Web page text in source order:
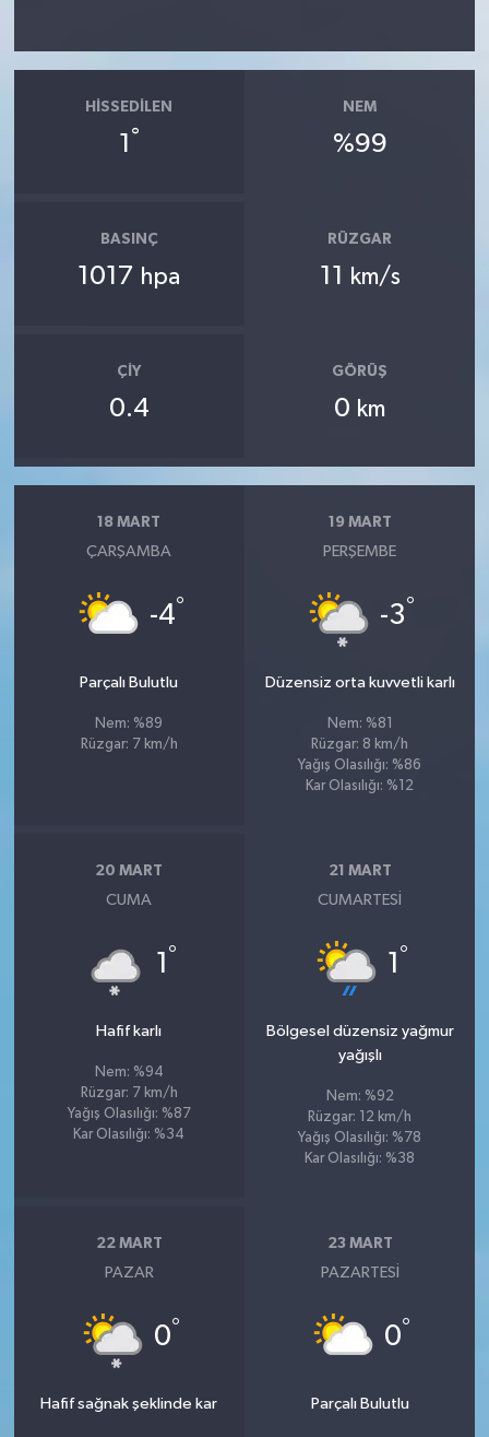
HISSEDILEN
1 °
NEM
%99
BASINÇ
1017 hpa
RÜZGAR
11 km/s
ÇIY
0.4
GÖRÜŞ
0 km
18 MART
ÇARŞAMBA
-4°
Parçalı Bulutlu
Nem: %89
Rüzgar: 7 km/h
19 MART
PERŞEMBE
-3°
Düzensiz orta kuvvetli karlı
Nem: %81
Rüzgar: 8 km/h
Yağış Olasılığı: %86
Kar Olasılığı: %12
20 MART
CUMA
1 °
Hafif karlı
Nem: %94
Rüzgar: 7 km/h
Yağış Olasılığı: %87
Kar Olasılığı: %34
21 MART
CUMARTESI
1 °
Bölgesel düzensiz yağmur
yağışlı
Nem: %92
Rüzgar: 12 km/h
Yağış Olasılığı: %78
Kar Olasılığı: %38
22 MART
PAZAR
0°
Hafif sağnak şeklinde kar
23 MART
PAZARTESI
0°
Parçalı Bulutlu